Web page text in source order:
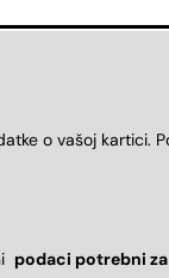
o vašoj kartici.
podaci potrebni